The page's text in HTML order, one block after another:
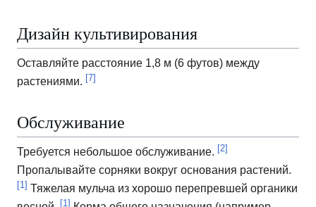
Дизайн культивирования
Оставляйте расстояние 1,8 м (6 футов) между
растениями. [7]
Обслуживание
Требуется небольшое обслуживание. [2]
Пропалывайте сорняки вокруг основания растений.
[1] Тяжелая мульча из хорошо перепревшей органики
[1]